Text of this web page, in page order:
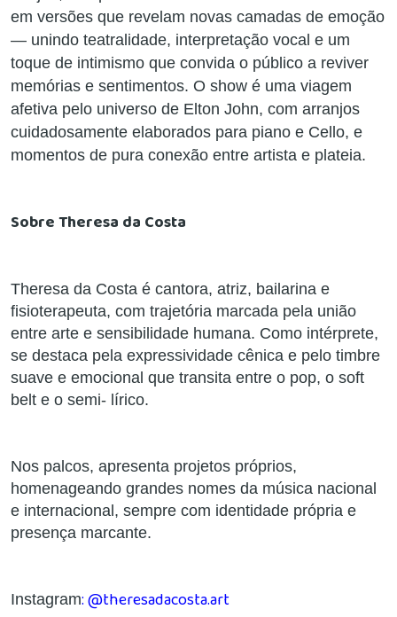
em versões que revelam novas camadas de emoção
— unindo teatralidade, interpretação vocal e um
toque de intimismo que convida o público a reviver
memórias e sentimentos. O show é uma viagem
afetiva pelo universo de Elton John, com arranjos
cuidadosamente elaborados para piano e Cello, e
momentos de pura conexão entre artista e plateia.
Sobre Theresa da Costa
Theresa da Costa é cantora, atriz, bailarina e
fisioterapeuta, com trajetória marcada pela união
entre arte e sensibilidade humana. Como intérprete,
se destaca pela expressividade cênica e pelo timbre
suave e emocional que transita entre o pop, o soft
belt e o semi- lírico.
Nos palcos, apresenta projetos próprios,
homenageando grandes nomes da música nacional
e internacional, sempre com identidade própria e
presença marcante.
Instagram:@theresadacosta.art